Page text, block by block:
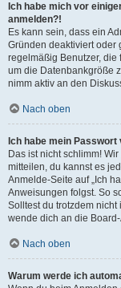
Ich habe mich vor
anmelden?!
Es kann sein, dass ein
Gründen deaktiviert oder
regelmäßig Benutzer,
um die Datenbankgröße
nimm aktiv an den
Nach oben
Ich habe mein
Das ist nicht schlimm!
mitteilen, du kannst es
Anmelde-Seite auf „Ich
Anweisungen folgst. So
Solltest du trotzdem
wende dich an die
Nach oben
Warum werde ich